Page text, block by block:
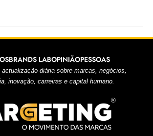
BRANDS LABOPINIÃOPESSOAS
diária sobre marcas, negócios,
inovação, carreiras e capital humano.